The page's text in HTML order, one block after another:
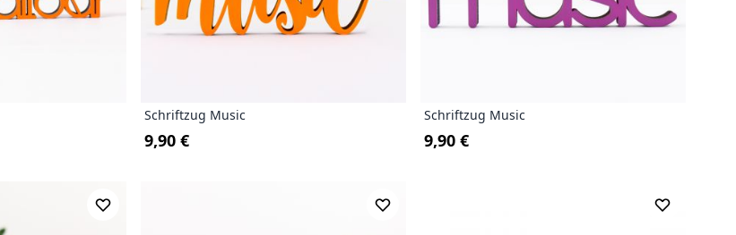
Schriftzug Music
9,90 €
Schriftzug Music
9,90 €